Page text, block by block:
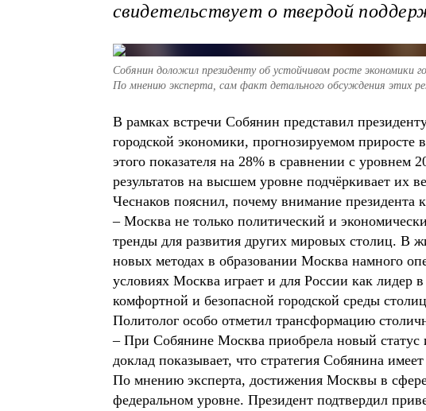
свидетельствует о твердой
Собянин доложил президенту об устойчивом росте экономики
По мнению эксперта, сам факт детального обсуждения этих
В рамках встречи Собянин представил
городской экономики, прогнозируемом
этого показателя на 28% в сравнении с уровнем
результатов на высшем уровне подчёркивает их
Чеснаков пояснил, почему внимание президента
– Москва не только политический и
тренды для развития других мировых столиц. В
новых методах в образовании Москва намного
условиях Москва играет и для России как лидер
комфортной и безопасной городской среды
Политолог особо отметил трансформацию
– При Собянине Москва приобрела новый статус
доклад показывает, что стратегия Собянина
По мнению эксперта, достижения Москвы в
федеральном уровне. Президент подтвердил